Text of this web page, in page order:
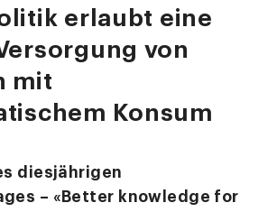
erlaubt eine
von
mit
Konsum
diesjährigen
– «Better knowledge for